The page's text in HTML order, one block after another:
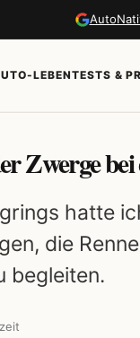
LEBENTESTS &
Zwerge
hatte
die
begleiten.